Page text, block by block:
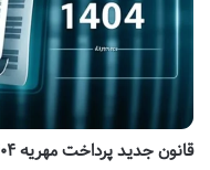
قانون جدید پرداخت مهریه ۱۴۰۴